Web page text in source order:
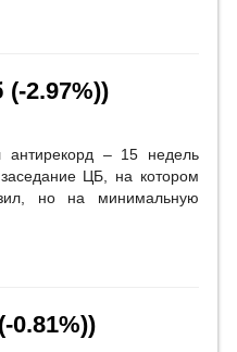
2.97%))
антирекорд – 15 недель
ЦБ, на котором
но на минимальную
0.81%))